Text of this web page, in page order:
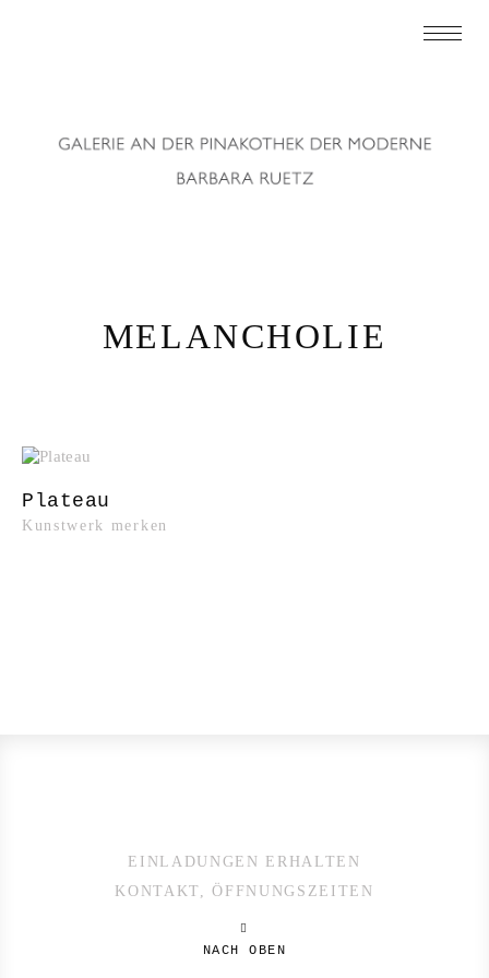
MELANCHOLIE
Kunstwerk merken
Plateau
EINLADUNGEN ERHALTEN
KONTAKT, ÖFFNUNGSZEITEN
NACH OBEN